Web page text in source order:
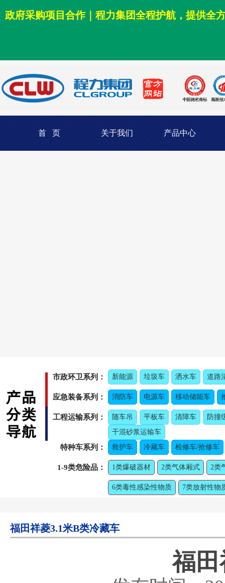
政府采购项目合作｜程力集团全程护航，提供全
首 页 关于我们 产品中心
市政环卫系列： 新能源 垃圾车 洒水车 道路
应急装备系列： 消防车 电源车 移动储能车
工程运输系列： 随车吊 平板车 清障车
防撞
干混砂浆运输车
特种车系列： 救护车 冷藏车 检修车/抢修车
1-9类危险品： 1类爆破器材 2类气体厢式 2类
6类毒性感染性物质 7类放射性物
福田祥菱3.1米B类冷藏车
福田